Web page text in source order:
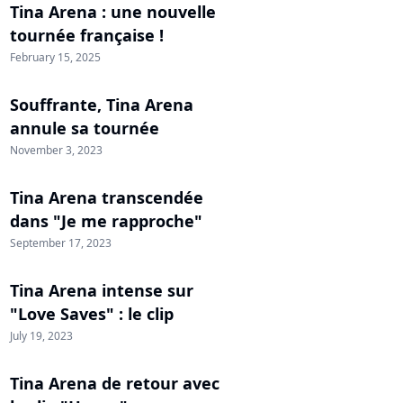
Tina Arena : une nouvelle
tournée française !
February 15, 2025
Souffrante, Tina Arena
annule sa tournée
November 3, 2023
Tina Arena transcendée
dans "Je me rapproche"
September 17, 2023
Tina Arena intense sur
"Love Saves" : le clip
July 19, 2023
Tina Arena de retour avec